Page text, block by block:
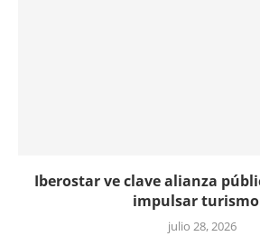
Iberostar ve clave alianza
impulsar
julio 28, 2026